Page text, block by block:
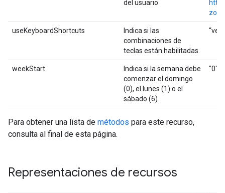
del usuario
useKeyboardShortcuts
Indica si las
combinaciones de
teclas están habilitadas.
weekStart
Indica si la semana debe
comenzar el domingo
(0), el lunes (1) o el
sábado (6).
"0",
Para obtener una lista de métodos para este recurso,
consulta al final de esta página.
Representaciones de recursos